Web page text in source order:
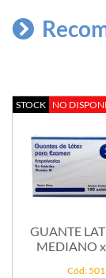
STOCK NO
GUANTE
MEDIANO
Cód: